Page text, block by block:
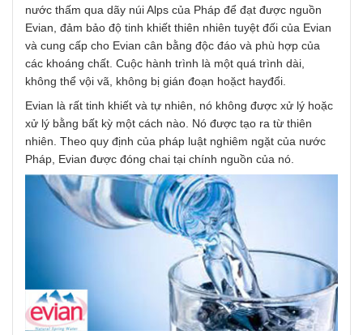
nước thấm qua dãy núi Alps của Pháp để đạt được nguồn
Evian, đảm bảo độ tinh khiết thiên nhiên tuyệt đối của Evian
và cung cấp cho Evian cân bằng độc đáo và phù hợp của
các khoáng chất. Cuộc hành trình là một quá trình dài,
không thể vội vã, không bị gián đoạn hoặct hayđổi.
Evian là rất tinh khiết và tự nhiên, nó không được xử lý hoặc
xử lý bằng bất kỳ một cách nào. Nó được tạo ra từ thiên
nhiên. Theo quy định của pháp luật nghiêm ngặt của nước
Pháp, Evian được đóng chai tại chính nguồn của nó.